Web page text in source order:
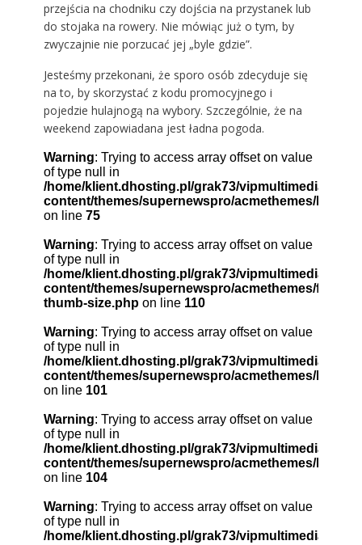
przejścia na chodniku czy dojścia na przystanek lub
do stojaka na rowery. Nie mówiąc już o tym, by
zwyczajnie nie porzucać jej „byle gdzie”.
Jesteśmy przekonani, że sporo osób zdecyduje się
na to, by skorzystać z kodu promocyjnego i
pojedzie hulajnogą na wybory. Szczególnie, że na
weekend zapowiadana jest ładna pogoda.